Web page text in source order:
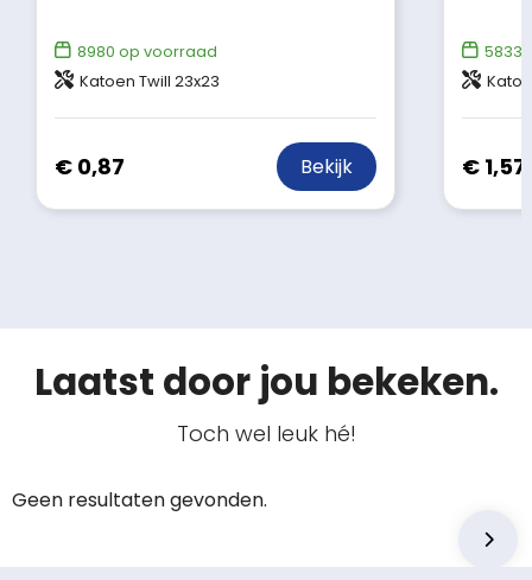
8980 op voorraad
Katoen Twill 23x23
€ 0,87 Bekijk
58335
€ 1,57
Laatst door jou bekeken.
Toch wel leuk hé!
Geen resultaten gevonden.